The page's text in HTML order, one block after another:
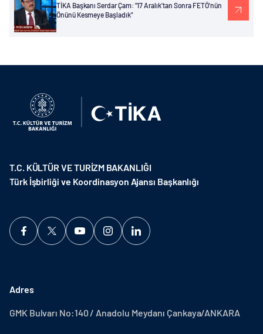
TİKA Başkanı Serdar Çam: "17 Aralık'tan Sonra FETÖ'nün
Önünü Kesmeye Başladık"
T.C. KÜLTÜR VE TURİZM BAKANLIĞI
Türk İşbirliği ve Koordinasyon Ajansı Başkanlığı
Adres
GMK Bulvarı No:140 / Anadolu Meydanı Çankaya/ANKARA